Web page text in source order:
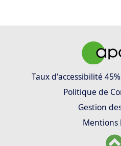
Taux d'accessibilité
Politique de
Gestion
Mentions